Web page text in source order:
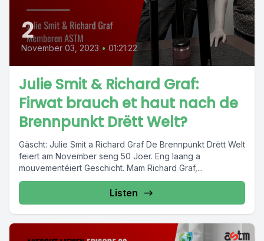
2
November 03, 2023 • 01:21:22
Julie Smit & Richard Graf:
Firwat brauch et haut nach de
Brennpunkt Drëtt Welt?
Gäscht: Julie Smit a Richard Graf De Brennpunkt Drëtt Welt
feiert am November seng 50 Joer. Eng laang a
mouvementéiert Geschicht. Mam Richard Graf,...
Listen